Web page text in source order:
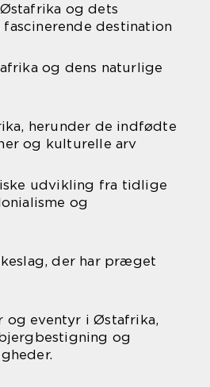
og dets
destination
og dens naturlige
herunder de indfødte
og kulturelle arv
udvikling fra tidlige
og
der har præget
og eventyr i Østafrika,
og